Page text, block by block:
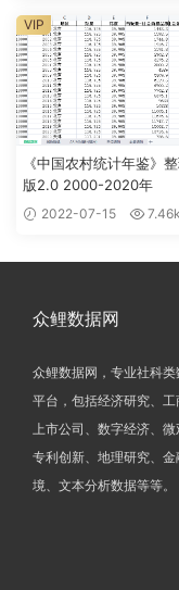
《中国农村统计年鉴》
版2.0 2000-2020年
2022-07-15 7.46k
VIP
众鲤数据网
众鲤数据网，专业社科
平台，包括经济研究、工
上市公司、数字经济、微
专利创新、地理研究、金
境、文本分析数据等等。